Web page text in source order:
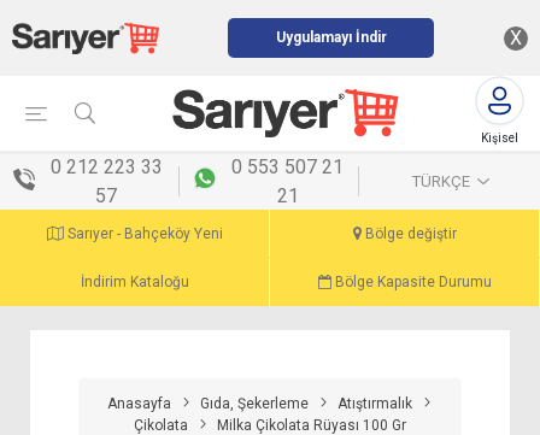
Uygulamayı İndir X
Kişisel
0 212 223 33
57
0 553 507 21
21
TÜRKÇE
Sarıyer - Bahçeköy Yeni Bölge değiştir
İndirim Kataloğu Bölge Kapasite Durumu
Anasayfa Gıda, Şekerleme
Atıştırmalık
Çikolata
Milka Çikolata Rüyası 100 Gr